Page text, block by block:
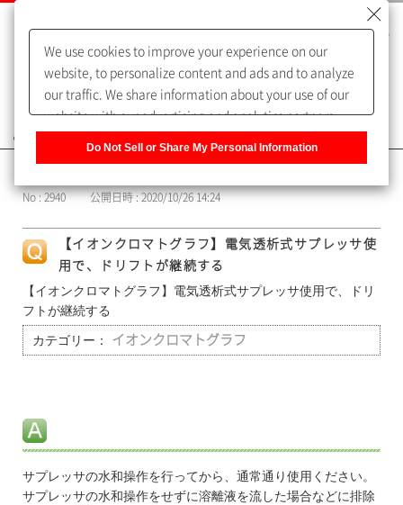
よくあるご質問（FAQ）
No : 2940 公開日時 : 2020/10/26 14:24
【イオンクロマトグラフ】電気透析式サプレッサ使
用で、ドリフトが継続する
【イオンクロマトグラフ】電気透析式サプレッサ使用で、ドリ
フトが継続する
カテゴリー： イオンクロマトグラフ
サプレッサの水和操作を行ってから、通常通り使用ください。
サプレッサの水和操作をせずに溶離液を流した場合などに排除
We use cookies to improve your experience on our
website, to personalize content and ads and to analyze
our traffic. We share information about your use of our
website with our advertising and analytics partners,
of our sharing information about you with our partners.
Information] to customize your cookie settings on our
website.
Privacy Policy
Do Not Sell or Share My Personal Information